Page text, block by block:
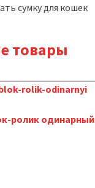
сумку для кошек
товары
ролик одинарный